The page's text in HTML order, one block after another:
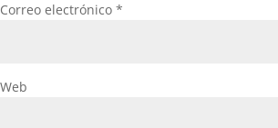
Correo electrónico *
Web